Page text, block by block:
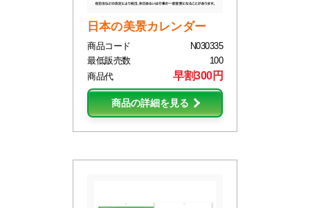
日本の美景カレンダー
商品コード
N030335
最低販売数
100
商品代
早割300円
商品の詳細を見る